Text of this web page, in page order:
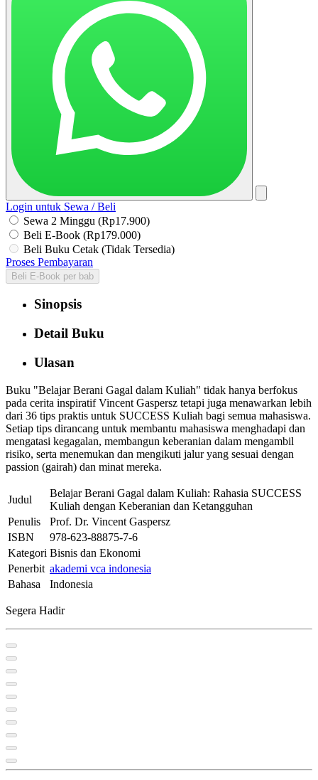
Login untuk Sewa / Beli
Sewa 2 Minggu (Rp17.900)
Beli E-Book (Rp179.000)
Beli Buku Cetak (Tidak Tersedia)
Proses Pembayaran
Beli E-Book per bab
Sinopsis
Detail Buku
Ulasan
Buku "Belajar Berani Gagal dalam Kuliah" tidak hanya berfokus
pada cerita inspiratif Vincent Gaspersz tetapi juga menawarkan lebih
dari 36 tips praktis untuk SUCCESS Kuliah bagi semua mahasiswa.
Setiap tips dirancang untuk membantu mahasiswa menghadapi dan
mengatasi kegagalan, membangun keberanian dalam mengambil
risiko, serta menemukan dan mengikuti jalur yang sesuai dengan
passion (gairah) dan minat mereka.
Judul
Belajar Berani Gagal dalam Kuliah: Rahasia SUCCESS
Kuliah dengan Keberanian dan Ketangguhan
Penulis
Prof. Dr. Vincent Gaspersz
ISBN
978-623-88875-7-6
Kategori Bisnis dan Ekonomi
Penerbit akademi vca indonesia
Bahasa
Indonesia
Segera Hadir